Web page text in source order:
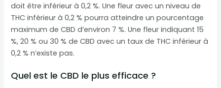
doit être inférieur à 0,2 %. Une fleur avec un niveau de
THC inférieur à 0,2 % pourra atteindre un pourcentage
maximum de CBD d’environ 7 %. Une fleur indiquant 15
%, 20 % ou 30 % de CBD avec un taux de THC inférieur à
0,2 % n’existe pas.
Quel est le CBD le plus efficace ?